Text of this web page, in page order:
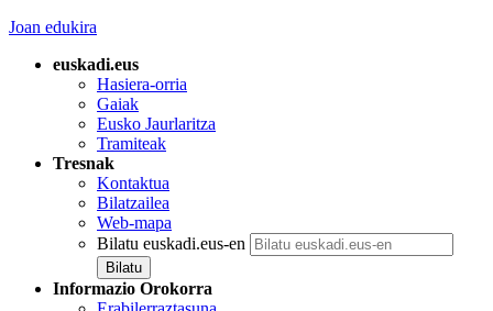
Joan edukira
euskadi.eus
Hasiera-orria
Gaiak
Eusko Jaurlaritza
Tramiteak
Tresnak
Kontaktua
Bilatzailea
Web-mapa
Bilatu euskadi.eus-en
Informazio Orokorra